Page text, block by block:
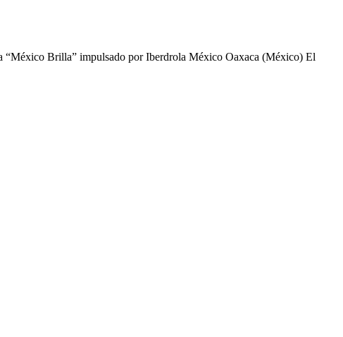
“México Brilla” impulsado por Iberdrola México Oaxaca (México) El